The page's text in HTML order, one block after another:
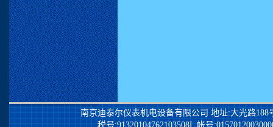
南京迪泰尔仪表机电设备有限公司 地址:大光路188
税号:91320104762103508L 帐号